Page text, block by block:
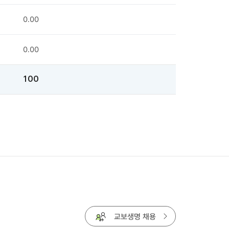
0.00
0.00
100
교보생명 채용